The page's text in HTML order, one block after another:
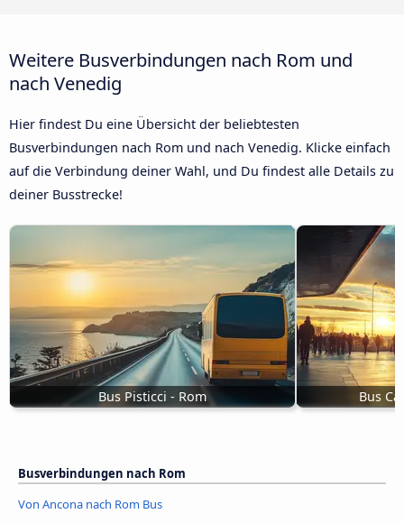
Weitere Busverbindungen nach Rom und
nach Venedig
Hier findest Du eine Übersicht der beliebtesten
Busverbindungen nach Rom und nach Venedig. Klicke einfach
auf die Verbindung deiner Wahl, und Du findest alle Details zu
deiner Busstrecke!
Bus Pisticci - Rom Bus
Busverbindungen nach Rom
Von Ancona nach Rom Bus